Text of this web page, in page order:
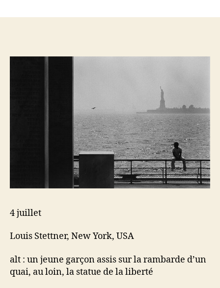
4 juillet
Louis Stettner, New York, USA
alt : un jeune garçon assis sur la rambarde d’un
quai, au loin, la statue de la liberté